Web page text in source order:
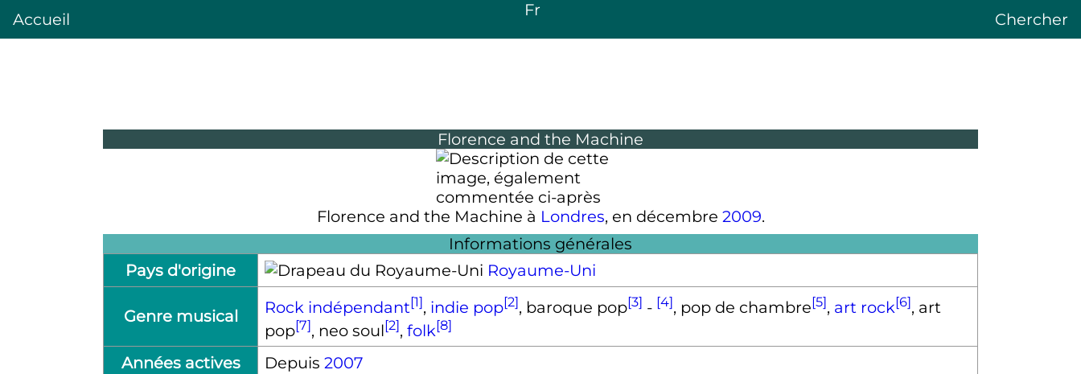
Accueil Fr Chercher
Florence and the Machine
Florence and the Machine à Londres, en décembre 2009.
Informations générales
Pays d'origine
Royaume-Uni
Genre musical Rock indépendant[1], indie pop[2], baroque pop[3] - [4], pop de chambre[5], art rock[6], art
pop[7], neo soul[2], folk[8]
Années actives Depuis 2007